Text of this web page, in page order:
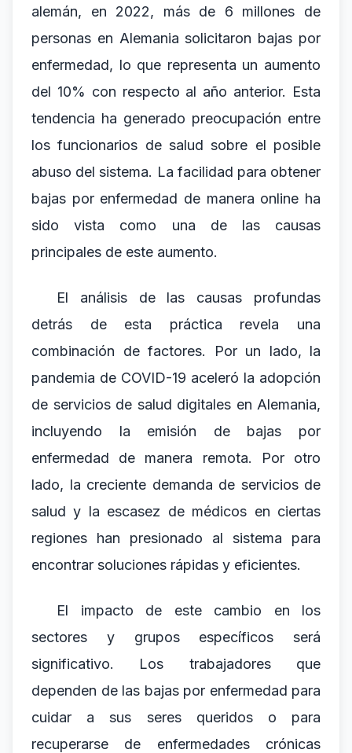
alemán, en 2022, más de 6 millones de
personas en Alemania solicitaron bajas por
enfermedad, lo que representa un aumento
del 10% con respecto al año anterior. Esta
tendencia ha generado preocupación entre
los funcionarios de salud sobre el posible
abuso del sistema. La facilidad para obtener
bajas por enfermedad de manera online ha
sido vista como una de las causas
principales de este aumento.
El análisis de las causas profundas
detrás de esta práctica revela una
combinación de factores. Por un lado, la
pandemia de COVID-19 aceleró la adopción
de servicios de salud digitales en Alemania,
incluyendo la emisión de bajas por
enfermedad de manera remota. Por otro
lado, la creciente demanda de servicios de
salud y la escasez de médicos en ciertas
regiones han presionado al sistema para
encontrar soluciones rápidas y eficientes.
El impacto de este cambio en los
sectores y grupos específicos será
significativo. Los trabajadores que
dependen de las bajas por enfermedad para
cuidar a sus seres queridos o para
recuperarse de enfermedades crónicas